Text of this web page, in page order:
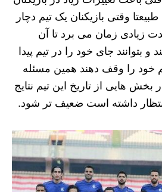
وقتی بازیکنان یک تیم دچار
زیادی زمان می برد تا آن
و بتوانند جای خود را در تیم پیدا
خود را وقف دهند همین مسئله
هایی از تاریخ این تیم نتایج
داشته است ضعیف تر شود.